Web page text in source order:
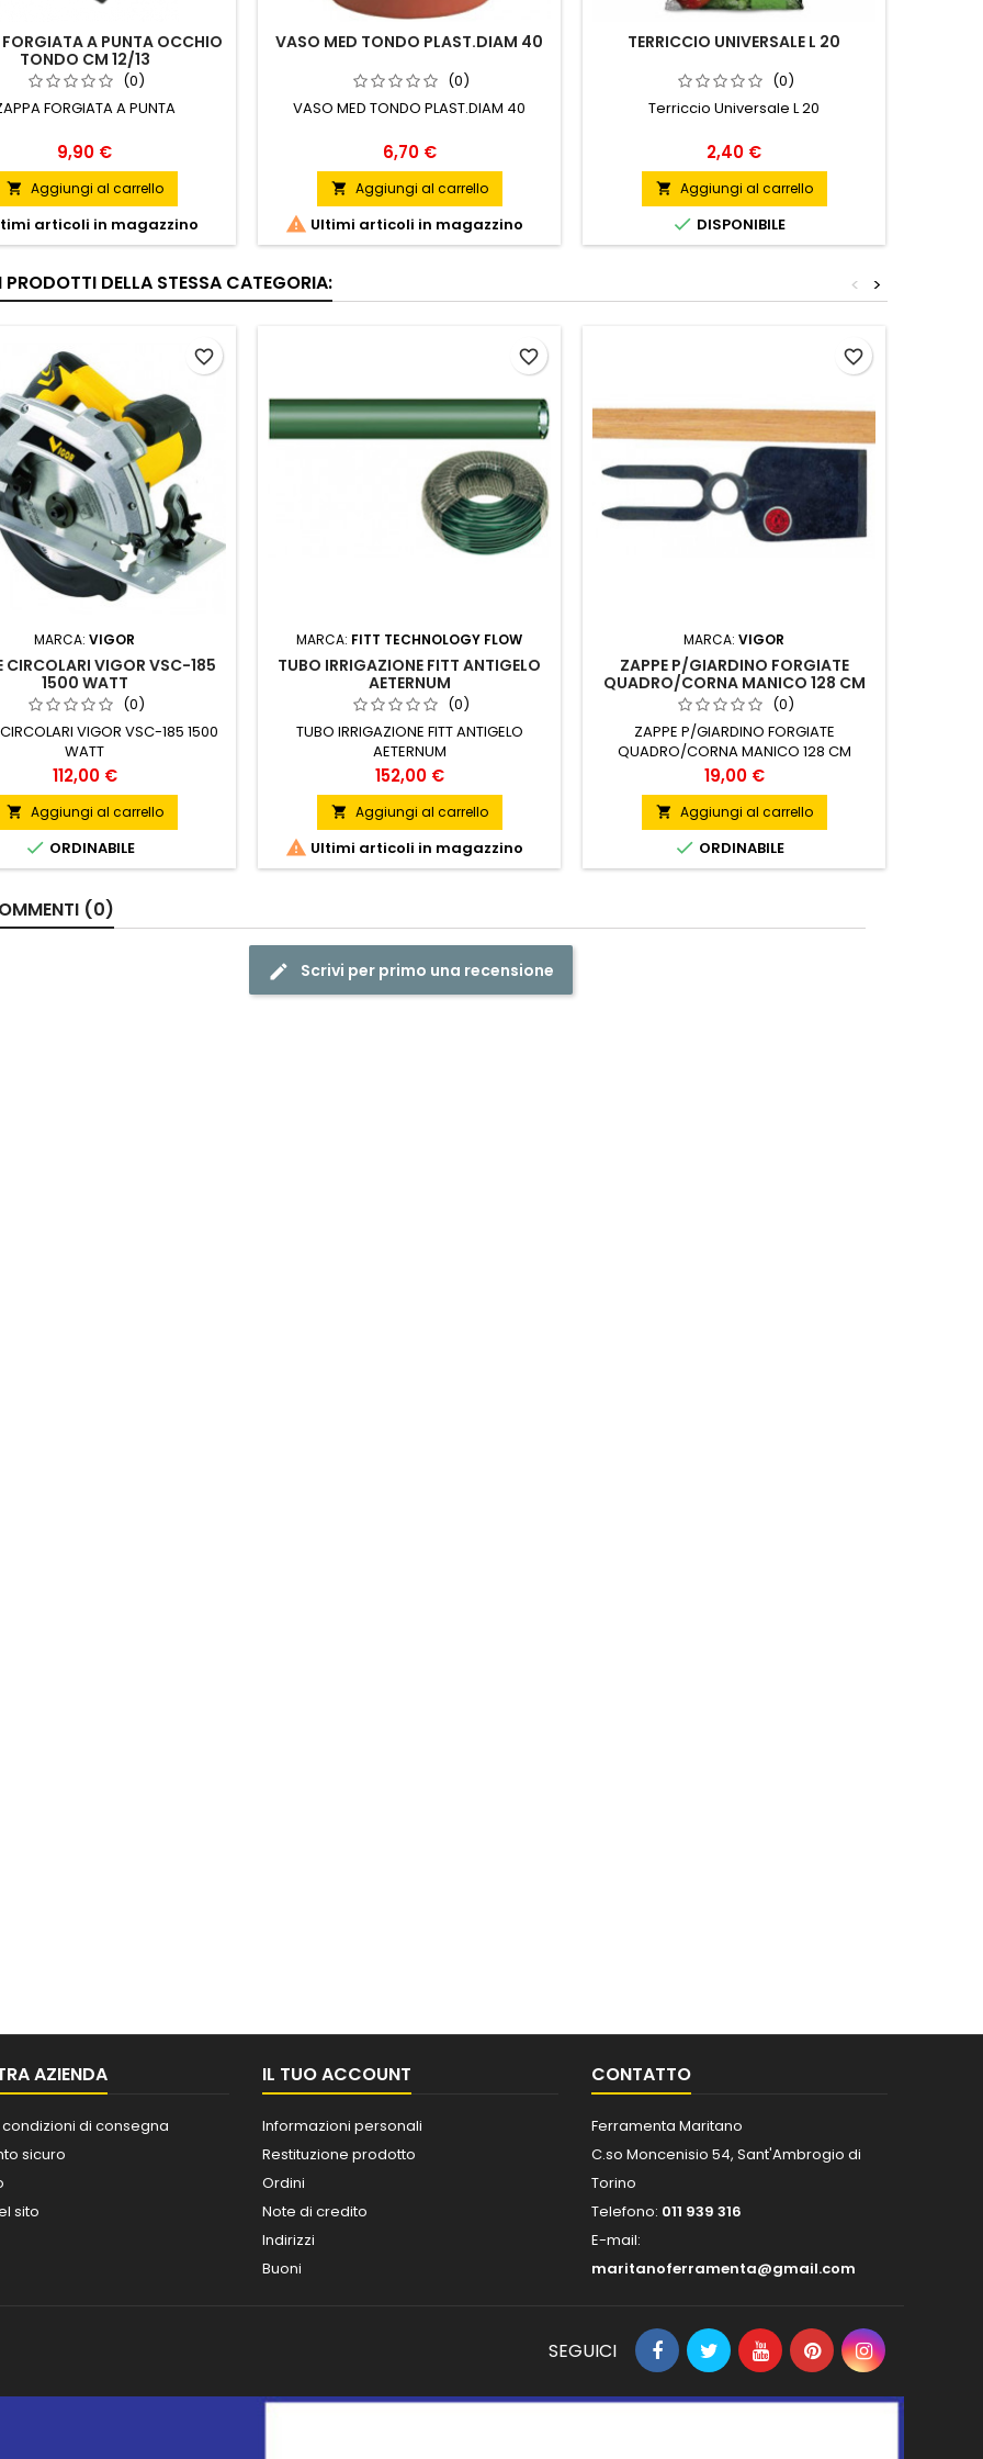
A PUNTA OCCHIO
TONDO CM 12/13
(0)
FORGIATA A PUNTA
Prezzo
9,90 €
 Aggiungi al carrello
articoli in magazzino
VASO MED TONDO PLAST.DIAM 40
(0)
VASO MED TONDO PLAST.DIAM 40
Prezzo
6,70 €
 Aggiungi al carrello
 Ultimi articoli in magazzino
TERRICCIO UNIVERSALE L 20
(0)
Terriccio Universale L 20
Prezzo
2,40 €
 Aggiungi al carrello
 DISPONIBILE
PRODOTTI DELLA STESSA CATEGORIA: >
<
MARCA: VIGOR
CIRCOLARI VIGOR VSC-185
1500 WATT
(0)
VIGOR VSC-185 1500
WATT
Prezzo
112,00 €
 Aggiungi al carrello
 ORDINABILE
favorite_border
MARCA: FITT TECHNOLOGY FLOW
TUBO IRRIGAZIONE FITT ANTIGELO
AETERNUM
(0)
TUBO IRRIGAZIONE FITT ANTIGELO
AETERNUM
Prezzo
152,00 €
 Aggiungi al carrello
 Ultimi articoli in magazzino
favorite_border
MARCA: VIGOR
ZAPPE P/GIARDINO FORGIATE
QUADRO/CORNA MANICO 128 CM
(0)
ZAPPE P/GIARDINO FORGIATE
QUADRO/CORNA MANICO 128 CM
Prezzo
19,00 €
 Aggiungi al carrello
 ORDINABILE
favorite_border
(0)
Scrivi per primo una recensione
AZIENDA
di consegna
sicuro
sito
IL TUO ACCOUNT
Informazioni personali
Restituzione prodotto
Ordini
Note di credito
Indirizzi
Buoni
CONTATTO
Ferramenta Maritano
C.so Moncenisio 54, Sant'Ambrogio di
Torino
Telefono: 011 939 316
E-mail:
maritanoferramenta@gmail.com
SEGUICI